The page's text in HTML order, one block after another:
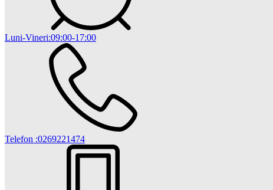
Luni-Vineri:09:00-17:00
Telefon :0269221474